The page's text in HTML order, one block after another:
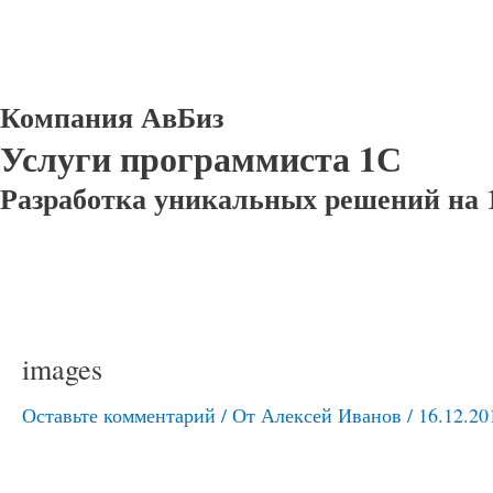
Компания АвБиз
Услуги программиста 1С
Разработка уникальных решений на
images
Оставьте комментарий / От Алексей Иванов /